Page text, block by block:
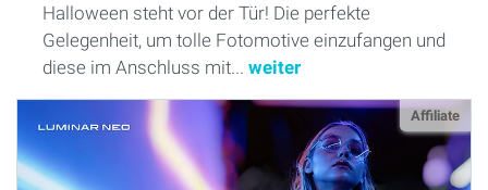
Halloween steht vor der Tür! Die perfekte
Gelegenheit, um tolle Fotomotive einzufangen und
diese im Anschluss mit... weiter
Affiliate